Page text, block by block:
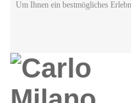
Um Ihnen ein bestmögliches